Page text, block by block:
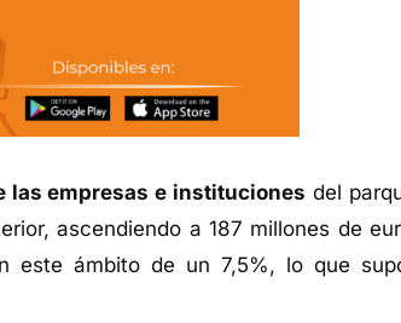
las empresas e instituciones del
ascendiendo a 187 millones de
este ámbito de un 7,5%, lo que